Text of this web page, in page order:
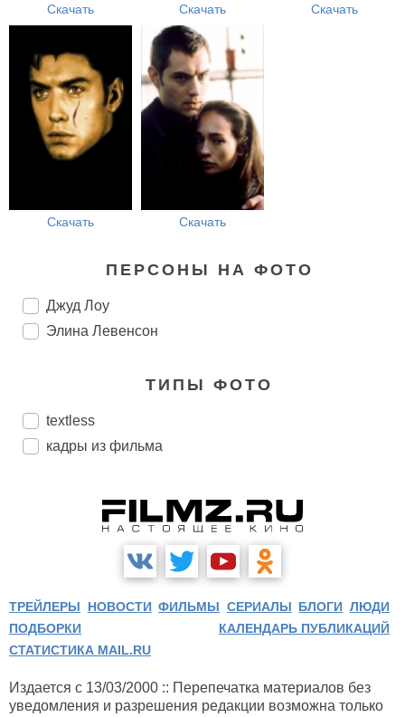
Скачать Скачать Скачать
Скачать Скачать
ПЕРСОНЫ НА ФОТО
Джуд Лоу
Элина Левенсон
ТИПЫ ФОТО
textless
кадры из фильма
ТРЕЙЛЕРЫ НОВОСТИ ФИЛЬМЫ СЕРИАЛЫ БЛОГИ ЛЮДИ
ПОДБОРКИ
КАЛЕНДАРЬ ПУБЛИКАЦИЙ
СТАТИСТИКА MAIL.RU
Издается с 13/03/2000 :: Перепечатка материалов без
уведомления и разрешения редакции возможна только